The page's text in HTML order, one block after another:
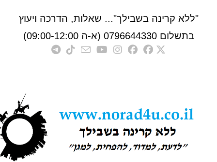
קרינה בשבילך"... שאלות, הדרכה ויעוץ
0796644330 (א-ה 09:00-12:00)